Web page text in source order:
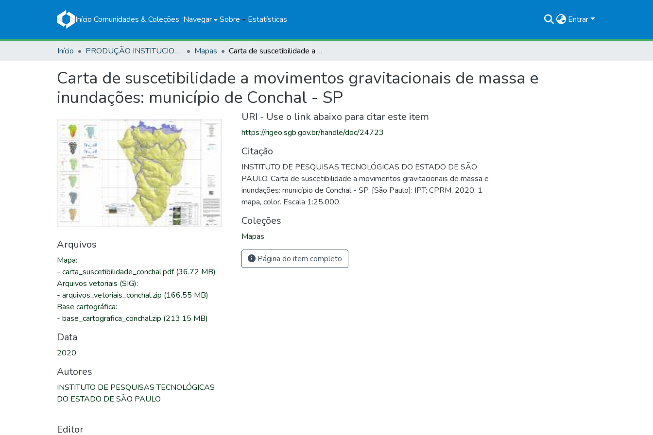
Início Comunidades & Coleções Navegar Sobre Estatísticas Entrar
Início PRODUÇÃO INSTITUCIONAL Mapas Carta de suscetibilidade a movimentos gravitacionais de massa e inundações: município de Conchal - SP
Carta de suscetibilidade a movimentos gravitacionais de massa e
inundações: município de Conchal - SP
Arquivos
Mapa:
- carta_suscetibilidade_conchal.pdf(36.72 MB)
Arquivos vetoriais (SIG):
- arquivos_vetoriais_conchal.zip (166.55 MB)
Base cartográfica:
- base_cartografica_conchal.zip (213.15 MB)
Data
2020
Autores
INSTITUTO DE PESQUISAS TECNOLÓGICAS
DO ESTADO DE SÃO PAULO
Editor
URI - Use o link abaixo para citar este item
https://rigeo.sgb.gov.br/handle/doc/24723
Citação
INSTITUTO DE PESQUISAS TECNOLÓGICAS DO ESTADO DE SÃO
PAULO. Carta de suscetibilidade a movimentos gravitacionais de massa e
inundações: município de Conchal - SP. [São Paulo]: IPT; CPRM, 2020. 1
mapa, color. Escala 1:25.000.
Coleções
Mapas
Página do item completo